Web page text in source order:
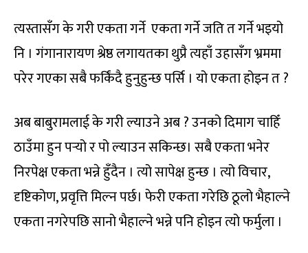
त्यस्तासँग के गरी एकता गर्ने एकता गर्ने जति त गर्ने भइयो
नि । गंगानारायण श्रेष्ठ लगायतका थुप्रै त्यहाँ उहासँग भ्रममा
परेर गएका सबै फर्किंदै हुनुहुन्छ पर्सि । यो एकता होइन त ?
अब बाबुरामलाई के गरी ल्याउने अब ? उनको दिमाग चाहिँ
ठाउँमा हुन पर्‍यो र पो ल्याउन सकिन्छ। सबै एकता भनेर
निरपेक्ष एकता भन्ने हुँदैन । त्यो सापेक्ष हुन्छ । त्यो विचार,
दृष्टिकोण, प्रवृत्ति मिल्न पर्छ। फेरी एकता गरेछि ठूलो भैहाल्ने
एकता नगरेपछि सानो भैहाल्ने भन्ने पनि होइन त्यो फर्मुला ।